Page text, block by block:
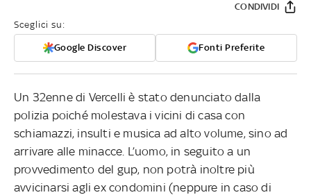
Sceglici su:
Google Discover Fonti Preferite
CONDIVIDI
Un 32enne di Vercelli è stato denunciato dalla
polizia poiché molestava i vicini di casa con
schiamazzi, insulti e musica ad alto volume, sino ad
arrivare alle minacce. L’uomo, in seguito a un
provvedimento del gup, non potrà inoltre più
avvicinarsi agli ex condomini (neppure in caso di